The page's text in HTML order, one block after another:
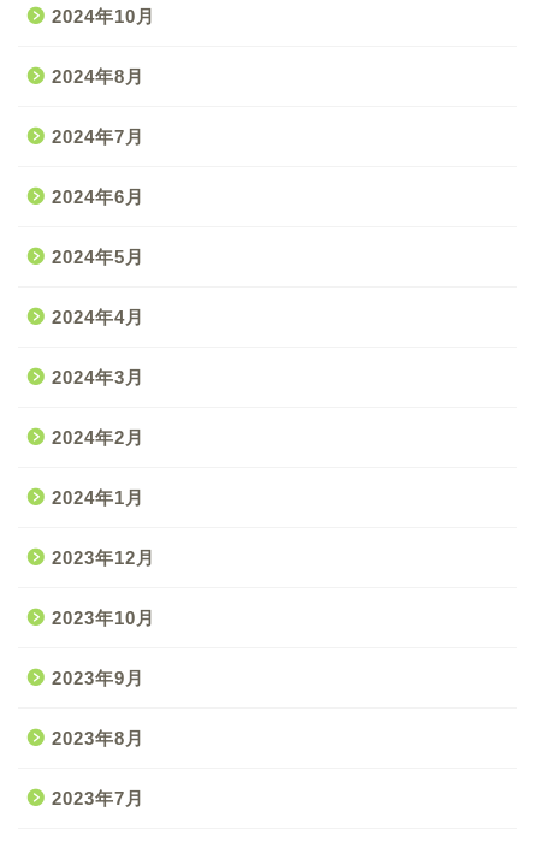
2024年10月
2024年8月
2024年7月
2024年6月
2024年5月
2024年4月
2024年3月
2024年2月
2024年1月
2023年12月
2023年10月
2023年9月
2023年8月
2023年7月